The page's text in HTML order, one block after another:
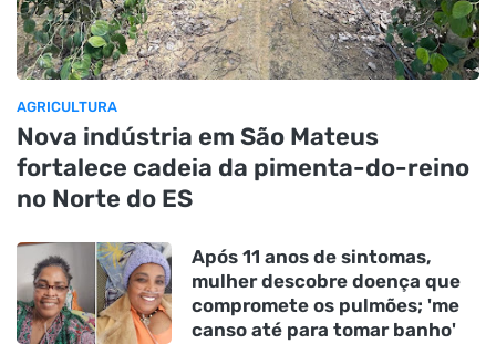
AGRICULTURA
Nova indústria em São Mateus
fortalece cadeia da pimenta-do-reino
no Norte do ES
Após 11 anos de sintomas,
mulher descobre doença que
compromete os pulmões; 'me
canso até para tomar banho'